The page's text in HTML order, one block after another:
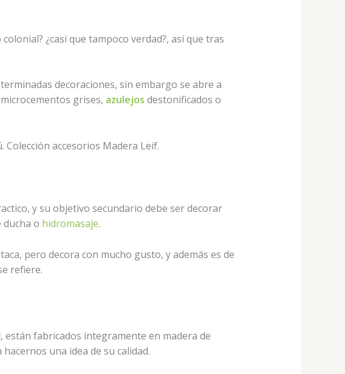
¿casi que tampoco verdad?, así que tras
decoraciones, sin embargo se abre a
grises, azulejos destonificados o
y su objetivo secundario debe ser decorar
ducha o hidromasaje.
pero decora con mucho gusto, y además es de
refiere.
están fabricados íntegramente en madera de
una idea de su calidad.